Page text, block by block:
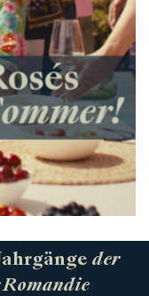
der
Romandie